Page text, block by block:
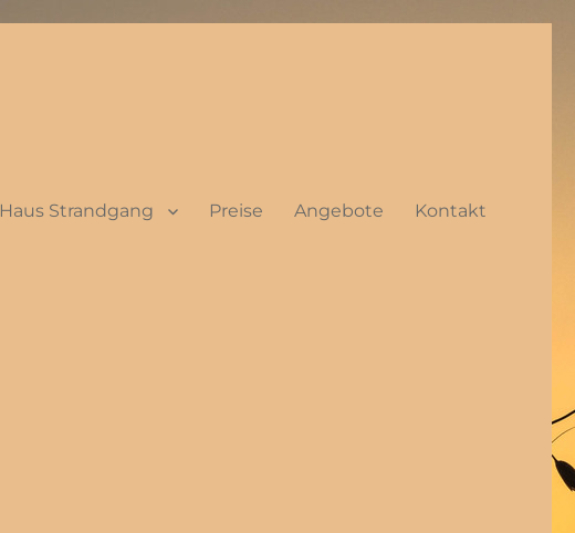
Haus Strandgang Preise Angebote Kontakt